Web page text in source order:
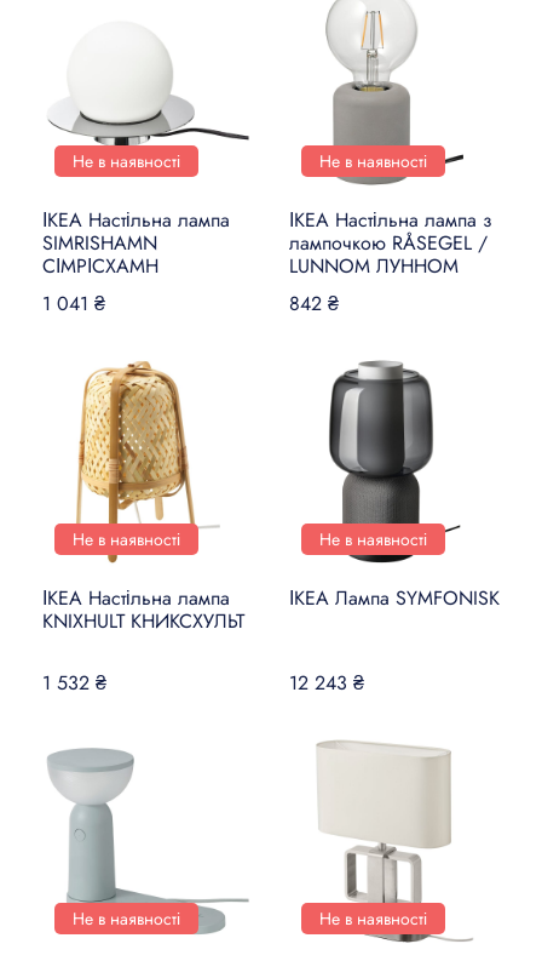
Не в наявності
ІКЕА Настільна лампа
SIMRISHAMN
СІМРІСХАМН
1 041 ₴
Не в наявності
ІКЕА Настільна лампа з
лампочкою RÅSEGEL /
LUNNOM ЛУННОМ
842 ₴
Не в наявності
ІКЕА Настільна лампа
KNIXHULT КНИКСХУЛЬТ
1 532 ₴
Не в наявності
ІКЕА Лампа SYMFONISK
12 243 ₴
Не в наявності Не в наявності